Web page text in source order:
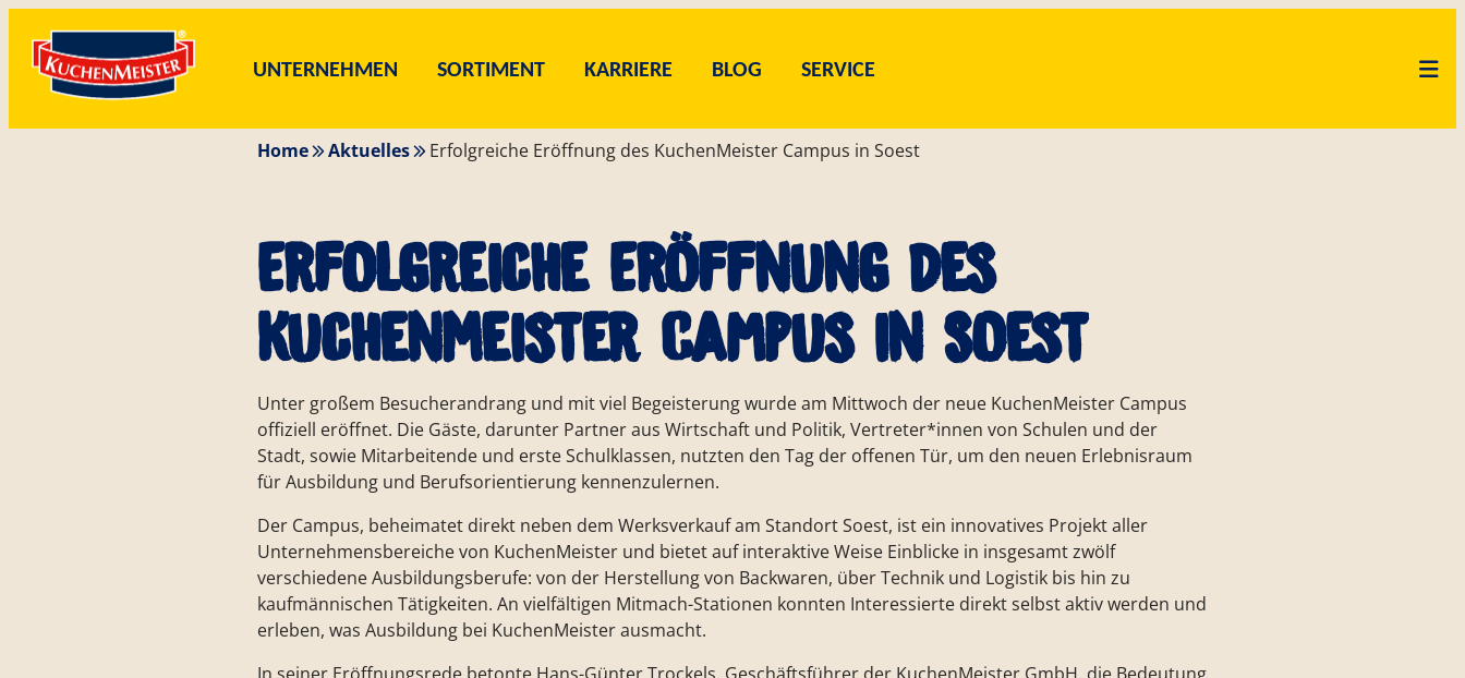
Inhalt
springen
content
UNTERNEHMEN
NACHHALTIGKEIT GESCHÄFTSBEREICHE
SORTIMENT
UNSER SORTIMENT UNSER QUALITÄTSVERSPRECHEN
KARRIERE
UNTERNEHMENSBEREICHE WARUM KUCHENMEISTER STELLENAUSSCHREIBUNGEN KUCHENMEISTER CAMPUS
BLOG
AKTUELLES
SERVICE
VERBRAUCHERSERVICE WERKSVERKAUF
Home Aktuelles Erfolgreiche Eröffnung des KuchenMeister Campus in Soest
Erfolgreiche Eröffnung des
KuchenMeister Campus in Soest
Unter großem Besucherandrang und mit viel Begeisterung wurde am Mittwoch der neue KuchenMeister Campus
offiziell eröffnet. Die Gäste, darunter Partner aus Wirtschaft und Politik, Vertreter*innen von Schulen und der
Stadt, sowie Mitarbeitende und erste Schulklassen, nutzten den Tag der offenen Tür, um den neuen Erlebnisraum
für Ausbildung und Berufsorientierung kennenzulernen.
Der Campus, beheimatet direkt neben dem Werksverkauf am Standort Soest, ist ein innovatives Projekt aller
Unternehmensbereiche von KuchenMeister und bietet auf interaktive Weise Einblicke in insgesamt zwölf
verschiedene Ausbildungsberufe: von der Herstellung von Backwaren, über Technik und Logistik bis hin zu
kaufmännischen Tätigkeiten. An vielfältigen Mitmach-Stationen konnten Interessierte direkt selbst aktiv werden und
erleben, was Ausbildung bei KuchenMeister ausmacht.